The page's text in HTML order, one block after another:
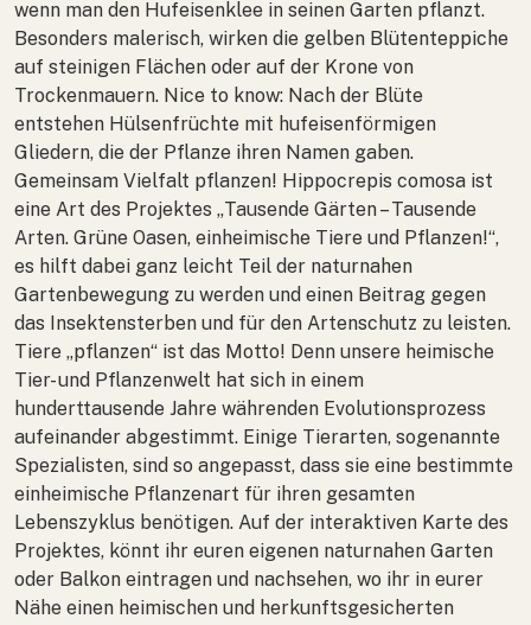
wenn man den Hufeisenklee in seinen Garten pflanzt.
Besonders malerisch, wirken die gelben Blütenteppiche
auf steinigen Flächen oder auf der Krone von
Trockenmauern. Nice to know: Nach der Blüte
entstehen Hülsenfrüchte mit hufeisenförmigen
Gliedern, die der Pflanze ihren Namen gaben.
Gemeinsam Vielfalt pflanzen! Hippocrepis comosa ist
eine Art des Projektes „Tausende Gärten – Tausende
Arten. Grüne Oasen, einheimische Tiere und Pflanzen!“,
es hilft dabei ganz leicht Teil der naturnahen
Gartenbewegung zu werden und einen Beitrag gegen
das Insektensterben und für den Artenschutz zu leisten.
Tiere „pflanzen“ ist das Motto! Denn unsere heimische
Tier- und Pflanzenwelt hat sich in einem
hunderttausende Jahre währenden Evolutionsprozess
aufeinander abgestimmt. Einige Tierarten, sogenannte
Spezialisten, sind so angepasst, dass sie eine bestimmte
einheimische Pflanzenart für ihren gesamten
Lebenszyklus benötigen. Auf der interaktiven Karte des
Projektes, könnt ihr euren eigenen naturnahen Garten
oder Balkon eintragen und nachsehen, wo ihr in eurer
Nähe einen heimischen und herkunftsgesicherten